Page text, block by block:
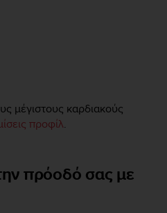
μέγιστους καρδιακούς
προφίλ.
πρόοδό σας με